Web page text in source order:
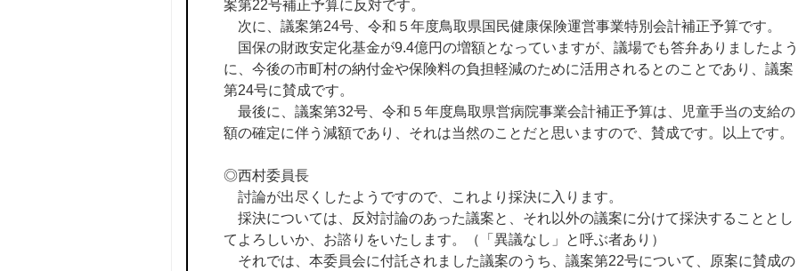
案第22号補正予算に反対です。
次に、議案第24号、令和５年度鳥取県国民健康保険運営事業特別会計補正予算です。
国保の財政安定化基金が9.4億円の増額となっていますが、議場でも答弁ありましたよう
に、今後の市町村の納付金や保険料の負担軽減のために活用されるとのことであり、議案
第24号に賛成です。
最後に、議案第32号、令和５年度鳥取県営病院事業会計補正予算は、児童手当の支給の
額の確定に伴う減額であり、それは当然のことだと思いますので、賛成です。以上です。
◎西村委員長
討論が出尽くしたようですので、これより採決に入ります。
採決については、反対討論のあった議案と、それ以外の議案に分けて採決することとし
てよろしいか、お諮りをいたします。（「異議なし」と呼ぶ者あり）
それでは、本委員会に付託されました議案のうち、議案第22号について、原案に賛成の